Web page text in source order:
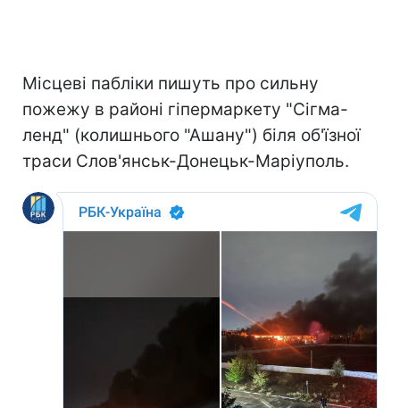
Місцеві пабліки пишуть про сильну
пожежу в районі гіпермаркету "Сігма-
ленд" (колишнього "Ашану") біля об'їзної
траси Слов'янськ-Донецьк-Маріуполь.